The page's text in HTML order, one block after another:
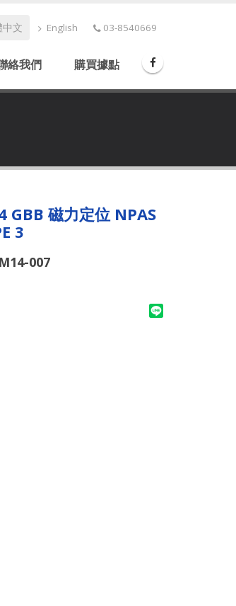
中文 English 03-8540669
絡我們 購買據點
GBB 磁力定位 NPAS
3
007